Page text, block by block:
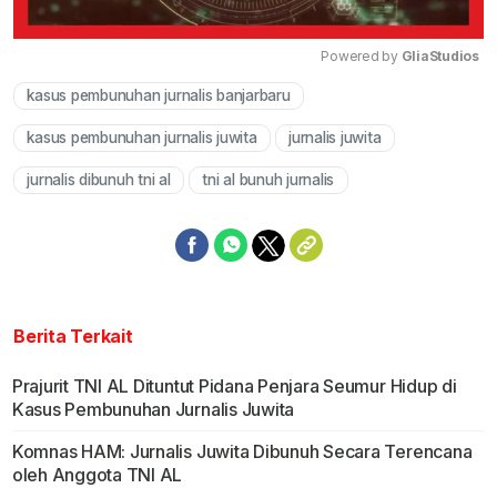
Powered by GliaStudios
kasus pembunuhan jurnalis banjarbaru
kasus pembunuhan jurnalis juwita jurnalis juwita
jurnalis dibunuh tni al tni al bunuh jurnalis
Berita Terkait
Prajurit TNI AL Dituntut Pidana Penjara Seumur Hidup di
Kasus Pembunuhan Jurnalis Juwita
Komnas HAM: Jurnalis Juwita Dibunuh Secara Terencana
oleh Anggota TNI AL